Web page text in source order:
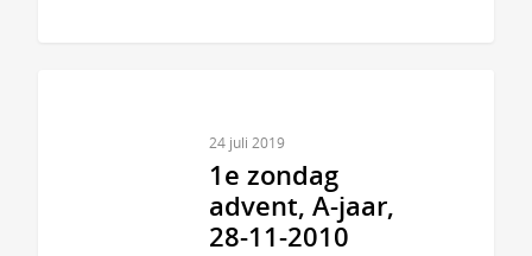
24 juli 2019
1e zondag
advent, A-jaar,
28-11-2010